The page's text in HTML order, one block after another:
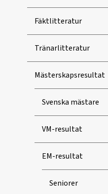
Fäktlitteratur
Tränarlitteratur
Mästerskapsresultat
Svenska mästare
VM-resultat
EM-resultat
Seniorer